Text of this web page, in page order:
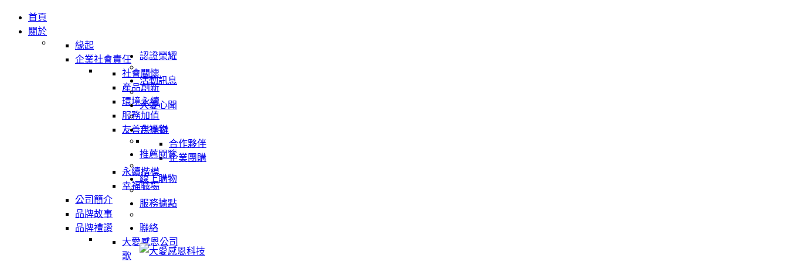
首頁
關於
緣起
企業社會責任
社會關懷
產品創新
環境永續
服務加值
友善供應鏈
合作夥伴
企業團購
永續楷模
幸福職場
公司簡介
品牌故事
品牌禮讚
大愛感恩公司
歌
認證榮耀
活動訊息
大愛心聞
吉祥物
推薦閱覽
線上購物
服務據點
聯絡